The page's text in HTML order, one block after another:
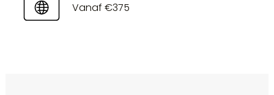
Vanaf €375